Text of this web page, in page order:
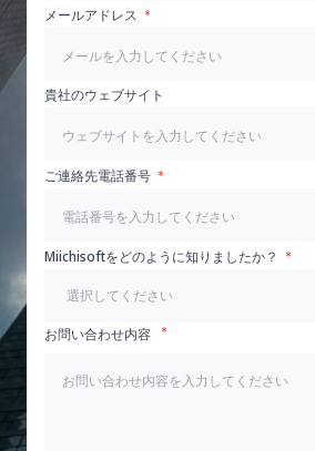
メールアドレス
貴社のウェブサイト
ご連絡先電話番号
Miichisoftをどのように知りましたか？
お問い合わせ内容